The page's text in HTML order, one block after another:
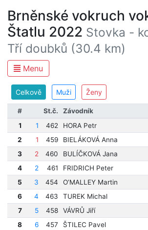
Brněnské vokruch
Štatlu 2022 Stovka -
Tří doubků (30.4 km)
Menu
Celkově Muži Ženy
# St.č. Závodník
1
1 462 HORA Petr
2
1 459 BIELÁKOVÁ Anna
3
2 460 BULÍČKOVÁ Jana
4
2 461 FRIDRICH Peter
5
3 454 O’MALLEY Martin
6
4 463 TUREK Michal
7
5 458 VÁVRŮ Jiří
8
6 457 ŠTILEC Pavel